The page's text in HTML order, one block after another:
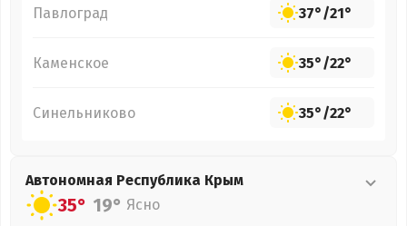
Павлоград 37°/21°
Каменское 35°/22°
Синельниково 35°/22°
Автономная Республика Крым
35° 19° Ясно